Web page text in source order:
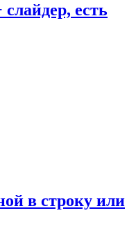
есть
в строку или